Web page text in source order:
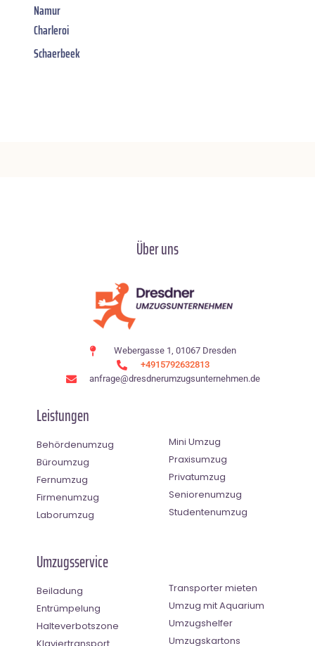
Namur
Charleroi
Schaerbeek
Über uns
Webergasse 1, 01067 Dresden
+4915792632813
anfrage@dresdnerumzugsunternehmen.de
Leistungen
Behördenumzug
Büroumzug
Fernumzug
Firmenumzug
Laborumzug
Mini Umzug
Praxisumzug
Privatumzug
Seniorenumzug
Studentenumzug
Umzugsservice
Beiladung
Entrümpelung
Halteverbotszone
Transporter mieten
Umzug mit Aquarium
Umzugshelfer
Umzugskartons